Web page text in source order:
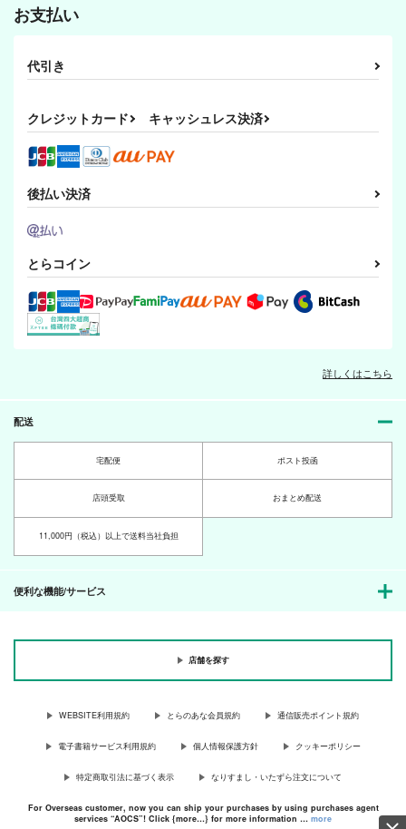
お支払い
代引き
クレジットカード キャッシュレス決済
後払い決済
とらコイン
詳しくはこちら
配送
宅配便 ポスト投函
店頭受取 おまとめ配送
11,000円（税込）以上で送料当社負担
便利な機能/サービス
店舗を探す
WEBSITE利用規約 とらのあな会員規約 通信販売ポイント規約
電子書籍サービス利用規約 個人情報保護方針 クッキーポリシー
特定商取引法に基づく表示 なりすまし・いたずら注文について
For Overseas customer, now you can ship your purchases by using purchases agent
services “AOCS”! Click {more…} for more information … more